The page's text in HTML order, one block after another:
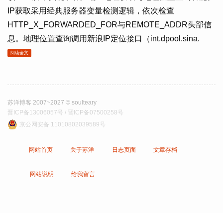
IP获取采用经典服务器变量检测逻辑，依次检查
HTTP_X_FORWARDED_FOR与REMOTE_ADDR头部信
息。地理位置查询调用新浪IP定位接口（int.dpool.sina.
阅读全文
苏洋博客 2007~2027 © soulteary
晋ICP备13006057号 / 晋ICP备07500258号
京公网安备 11010802039589号
网站首页 关于苏洋 日志页面 文章存档
网站说明 给我留言